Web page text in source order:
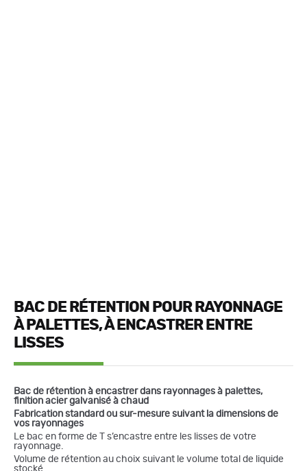
BAC DE RÉTENTION POUR RAYONNAGE
À PALETTES, À ENCASTRER ENTRE
LISSES
Bac de rétention à encastrer dans rayonnages à palettes,
finition acier galvanisé à chaud
Fabrication standard ou sur-mesure suivant la dimensions de
vos rayonnages
Le bac en forme de T s’encastre entre les lisses de votre
rayonnage.
Volume de rétention au choix suivant le volume total de liquide
stocké.